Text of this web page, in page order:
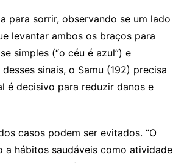
para sorrir, observando se um lado
levantar ambos os braços para
simples (“o céu é azul”) e
sinais, o Samu (192) precisa
é decisivo para reduzir danos e
casos podem ser evitados. “O
hábitos saudáveis como atividade